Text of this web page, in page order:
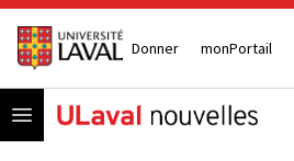
Donner monPortail
Open menu